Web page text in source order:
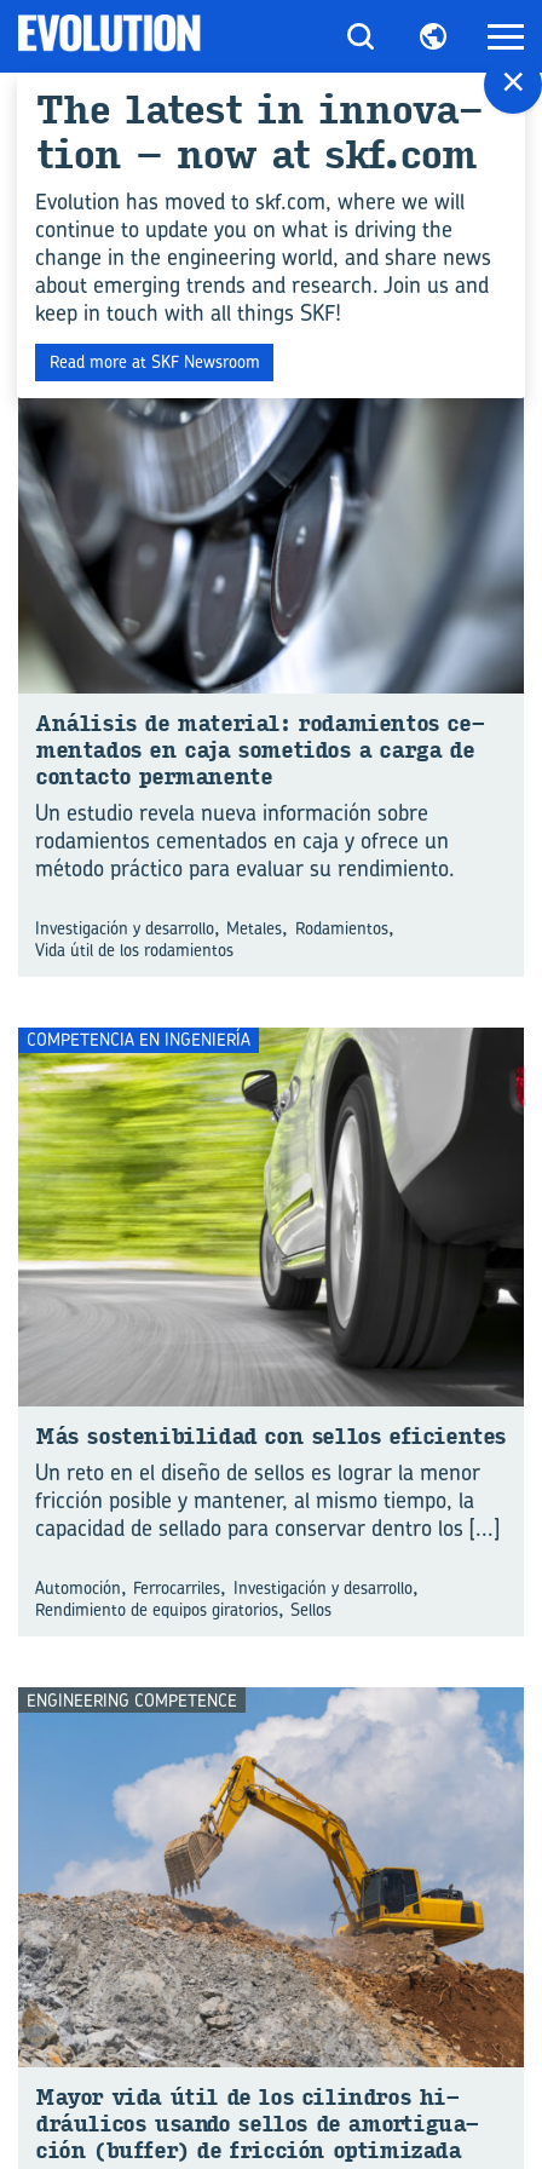
All ar­ti­cles for "In­
ves­ti­ga­ción y de­sa­rro­
llo"
COMPETENCIA EN INGENIERÍA
Aná­li­sis de ma­te­rial: ro­da­mien­tos ce­
men­ta­dos en caja so­me­ti­dos a carga de
con­tac­to per­ma­nen­te
Un estudio revela nueva información sobre
rodamientos cementados en caja y ofrece un
método práctico para evaluar su rendimiento.
Investigación y desarrollo, Metales, Rodamientos,
Vida útil de los rodamientos
COMPETENCIA EN INGENIERÍA
Más sos­te­ni­bi­li­dad con se­llos efi­cien­tes
Un reto en el diseño de sellos es lograr la menor
fricción posible y mantener, al mismo tiempo, la
capacidad de sellado para conservar dentro los [...]
Automoción, Ferrocarriles, Investigación y desarrollo,
Rendimiento de equipos giratorios, Sellos
ENGINEERING COMPETENCE
Mayor vida útil de los ci­lin­dros hi­
dráu­li­cos usan⁠⁠do se­llos de amor⁠ti­gua­
ción (buf­fer) de fric­ción op­ti­mi­za­da
×
The la­test in in­no­va­
tion – now at skf.com
Evolution has moved to skf.com, where we will
continue to update you on what is driving the
change in the engineering world, and share news
about emerging trends and research. Join us and
keep in touch with all things SKF!
Read more at SKF Newsroom